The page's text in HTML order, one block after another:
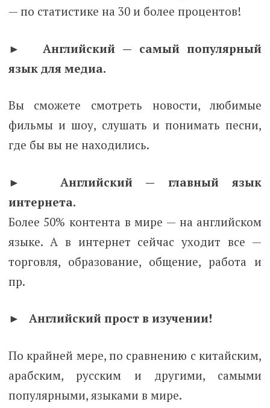
— по статистике на 30 и более процентов!
► Английский — самый популярный
язык для медиа.
Вы сможете смотреть новости, любимые
фильмы и шоу, слушать и понимать песни,
где бы вы не находились.
► Английский — главный язык
интернета.
Более 50% контента в мире — на английском
языке. А в интернет сейчас уходит все —
торговля, образование, общение, работа и
пр.
► Английский прост в изучении!
По крайней мере, по сравнению с китайским,
арабским, русским и другими, самыми
популярными, языками в мире.